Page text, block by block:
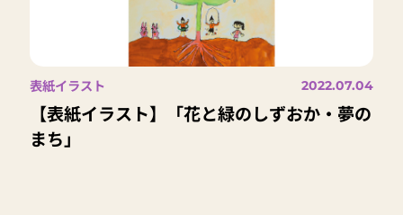
表紙イラスト 2022.07.04
【表紙イラスト】「花と緑のしずおか・夢の
まち」